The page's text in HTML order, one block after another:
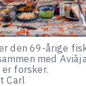
den 69-årige
med
forsker.
Carl